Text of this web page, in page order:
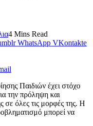
4 Mins Read
WhatsApp VKontakte
Παιδιών έχει στόχο
την πρόληψη και
σε όλες τις μορφές της. Η
μπορεί να